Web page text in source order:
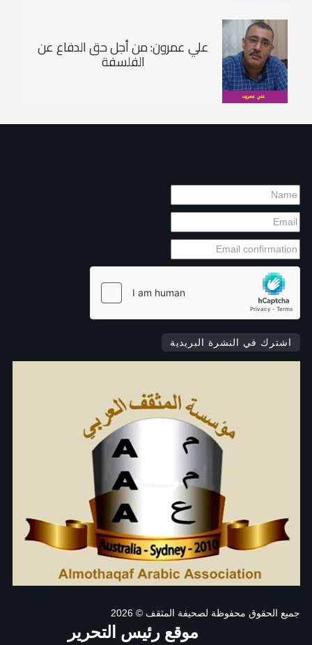
علي عمرون: من أجل حق الدفاع عن
الفلسفة
اشترك في النشرة البريدية
جميع الحقوق محفوظة لصحيفة المثقف© 2026
موقع رئيس التحرير